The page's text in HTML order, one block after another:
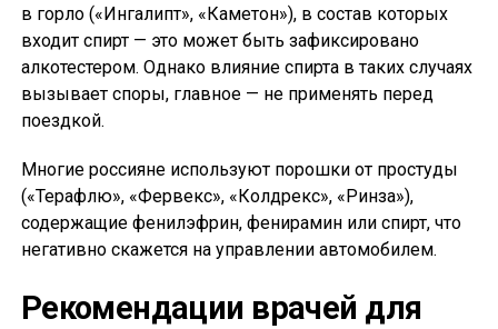
в горло («Ингалипт», «Каметон»), в состав которых
входит спирт — это может быть зафиксировано
алкотестером. Однако влияние спирта в таких случаях
вызывает споры, главное — не применять перед
поездкой.
Многие россияне используют порошки от простуды
(«Терафлю», «Фервекс», «Колдрекс», «Ринза»),
содержащие фенилэфрин, фенирамин или спирт, что
негативно скажется на управлении автомобилем.
Рекомендации врачей для